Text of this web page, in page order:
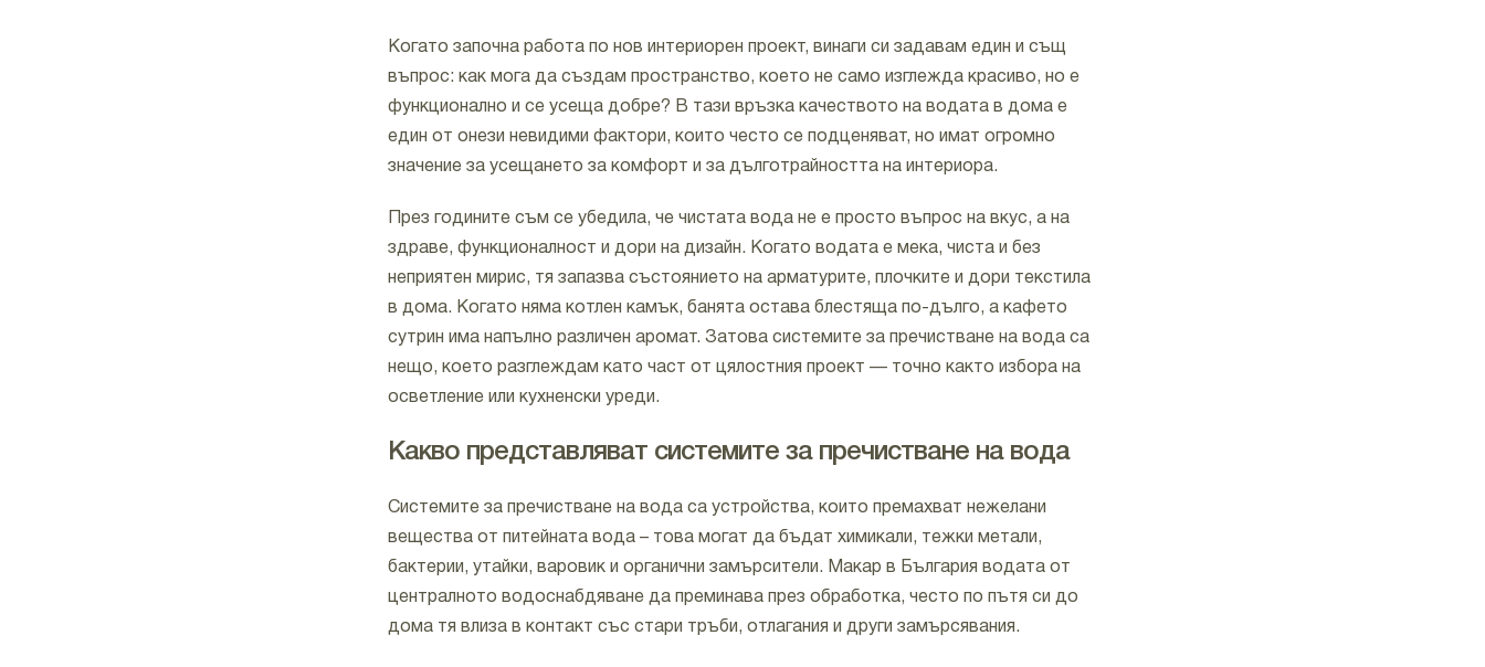
Когато започна работа по нов интериорен проект, винаги си задавам един и същ
въпрос: как мога да създам пространство, което не само изглежда красиво, но е
функционално и се усеща добре? В тази връзка качеството на водата в дома е
един от онези невидими фактори, които често се подценяват, но имат огромно
значение за усещането за комфорт и за дълготрайността на интериора.
През годините съм се убедила, че чистата вода не е просто въпрос на вкус, а на
здраве, функционалност и дори на дизайн. Когато водата е мека, чиста и без
неприятен мирис, тя запазва състоянието на арматурите, плочките и дори текстила
в дома. Когато няма котлен камък, банята остава блестяща по-дълго, а кафето
сутрин има напълно различен аромат. Затова системите за пречистване на вода са
нещо, което разглеждам като част от цялостния проект — точно както избора на
осветление или кухненски уреди.
Какво представляват системите за пречистване на вода
Системите за пречистване на вода са устройства, които премахват нежелани
вещества от питейната вода – това могат да бъдат химикали, тежки метали,
бактерии, утайки, варовик и органични замърсители. Макар в България водата от
централното водоснабдяване да преминава през обработка, често по пътя си до
дома тя влиза в контакт със стари тръби, отлагания и други замърсявания.